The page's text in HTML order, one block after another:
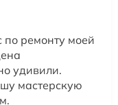
по ремонту моей
удивили.
мастерскую